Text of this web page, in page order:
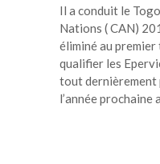
Il a conduit le
Nations ( CAN)
éliminé au premier
qualifier les
tout dernièrement
l’année prochaine